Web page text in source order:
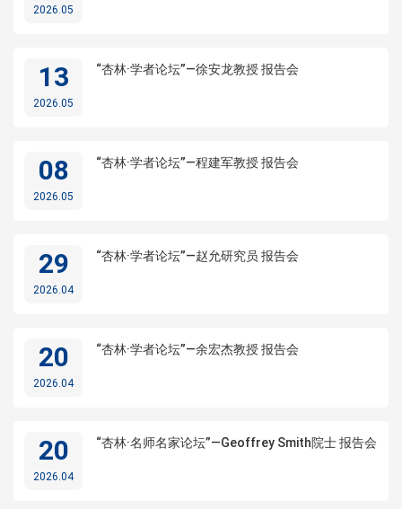
2026.05
13
2026.05
“杏林·学者论坛”—徐安龙教授 报告会
08
2026.05
“杏林·学者论坛”—程建军教授 报告会
29
2026.04
“杏林·学者论坛”—赵允研究员 报告会
20
2026.04
“杏林·学者论坛”—余宏杰教授 报告会
20
2026.04
“杏林·名师名家论坛”—Geoffrey Smith院士 报告会